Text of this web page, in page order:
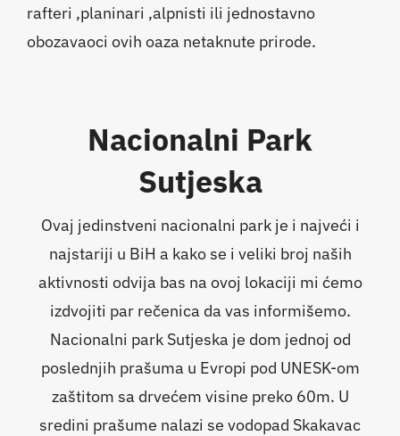
rafteri ,planinari ,alpnisti ili jednostavno
obozavaoci ovih oaza netaknute prirode.
Nacionalni Park
Sutjeska
Ovaj jedinstveni nacionalni park je i najveći i
najstariji u BiH a kako se i veliki broj naših
aktivnosti odvija bas na ovoj lokaciji mi ćemo
izdvojiti par rečenica da vas informišemo.
Nacionalni park Sutjeska je dom jednoj od
poslednjih prašuma u Evropi pod UNESK-om
zaštitom sa drvećem visine preko 60m. U
sredini prašume nalazi se vodopad Skakavac